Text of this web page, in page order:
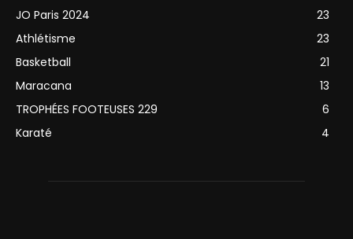
JO Paris 2024
23
Athlétisme
23
Basketball
21
Maracana
13
TROPHÉES FOOTEUSES 229
6
Karaté
4